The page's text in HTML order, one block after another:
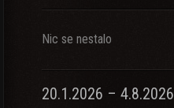
Nic se nestalo
20.1.2026 – 4.8.2026